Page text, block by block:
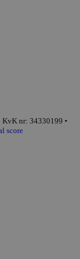
KvK nr: 34330199 •
score